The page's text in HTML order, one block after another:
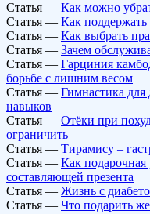
Статья — Как можно
Статья — Как поддержать
Статья — Как выбрать
Статья — Зачем
Статья — Гарциния
борьбе с лишним весом
Статья — Гимнастика
навыков
Статья — Отёки при
ограничить
Статья — Тирамису –
Статья — Как подарочная
составляющей презента
Статья — Жизнь с
Статья — Что подарить